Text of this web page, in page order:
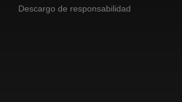
Descargo de responsabilidad